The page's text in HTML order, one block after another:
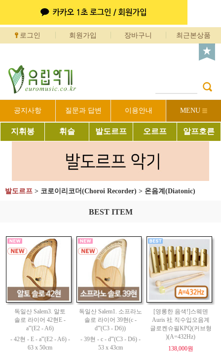
로그인 회원가입 장바구니 최근본상품
공지사항 질문과 답변 이용안내 MENU
지휘봉 휘슬 발도르프 오르프 알프호른
발도르프 > 코로이리코더(Choroi Recorder) > 온음계(Diatonic)
BEST ITEM
독일산 Salem3. 알토
솔로 라이어 42현E -
a'''(E2 - A6)
- 42현 - E - a'''(E2 - A6) -
63 x 50cm
독일산 Salem1. 소프라노
솔로 라이어 39현(c -
d'''(C3 - D6))
- 39현 - c - d'''(C3 - D6) -
53 x 43cm
[영롱한 음색!]스웨덴
Auris 社 직수입오음계
글로켄슈필KPQ(커브형
)(A=432Hz)
138,000원